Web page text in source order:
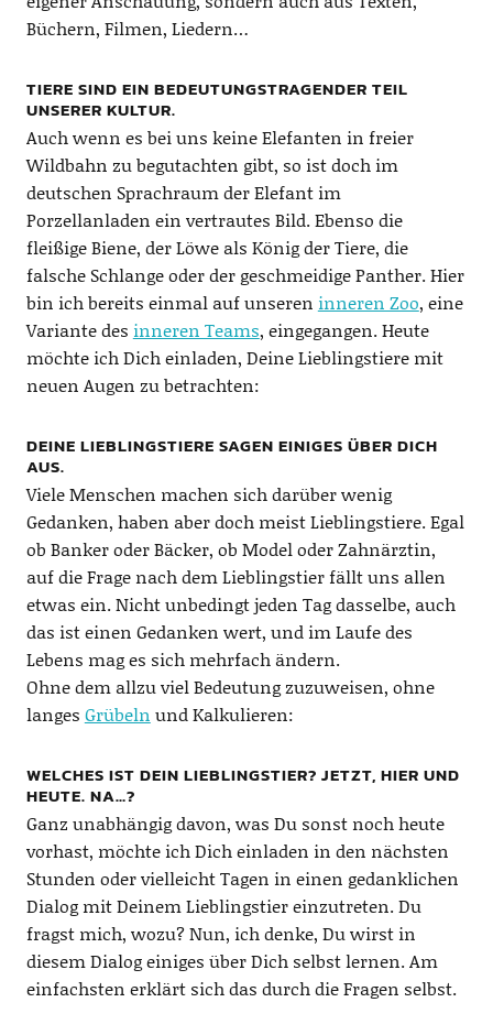
Büchern, Filmen, Liedern…
TIERE SIND EIN BEDEUTUNGSTRAGENDER TEIL
UNSERER KULTUR.
Auch wenn es bei uns keine Elefanten in freier
Wildbahn zu begutachten gibt, so ist doch im
deutschen Sprachraum der Elefant im
Porzellanladen ein vertrautes Bild. Ebenso die
fleißige Biene, der Löwe als König der Tiere, die
falsche Schlange oder der geschmeidige Panther. Hier
bin ich bereits einmal auf unseren inneren Zoo, eine
Variante des inneren Teams, eingegangen. Heute
möchte ich Dich einladen, Deine Lieblingstiere mit
neuen Augen zu betrachten:
DEINE LIEBLINGSTIERE SAGEN EINIGES ÜBER DICH
AUS.
Viele Menschen machen sich darüber wenig
Gedanken, haben aber doch meist Lieblingstiere. Egal
ob Banker oder Bäcker, ob Model oder Zahnärztin,
auf die Frage nach dem Lieblingstier fällt uns allen
etwas ein. Nicht unbedingt jeden Tag dasselbe, auch
das ist einen Gedanken wert, und im Laufe des
Lebens mag es sich mehrfach ändern.
Ohne dem allzu viel Bedeutung zuzuweisen, ohne
langes Grübeln und Kalkulieren:
WELCHES IST DEIN LIEBLINGSTIER? JETZT, HIER UND
HEUTE. NA…?
Ganz unabhängig davon, was Du sonst noch heute
vorhast, möchte ich Dich einladen in den nächsten
Stunden oder vielleicht Tagen in einen gedanklichen
Dialog mit Deinem Lieblingstier einzutreten. Du
fragst mich, wozu? Nun, ich denke, Du wirst in
diesem Dialog einiges über Dich selbst lernen. Am
einfachsten erklärt sich das durch die Fragen selbst.